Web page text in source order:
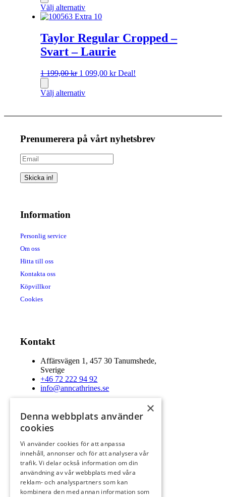
priset
var:
499,00 kr.
399,00 kr.
Välj alternativ
Taylor Regular Cropped –
Svart – Laurie
1 199,00kr Det
priset
199,00 kr.
1 099,00krDet
099,00 kr.
Deal!
Välj alternativ
Prenumerera på vårt nyhetsbrev
Skicka in!
Information
Personlig service
Om oss
Hitta till oss
Kontakta oss
Köpvillkor
Cookies
Kontakt
Affärsvägen 1, 457 30 Tanumshede,
Sverige
+46 72 222 94 92
info@anncathrines.se
Säker betalning
Säker leverans
×
Denna webbplats använder
cookies
Vi använder cookies för att anpassa
innehåll, annonser och för att analysera vår
trafik. Vi delar också information om din
användning av vår webbplats med våra
reklam- och analyspartners som kan
kombinera den med annan information som